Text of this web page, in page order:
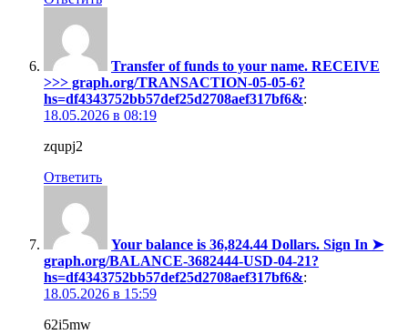
Transfer of funds to your name. RECEIVE
>>> graph.org/TRANSACTION-05-05-6?
hs=df4343752bb57def25d2708aef317bf6&:
18.05.2026 в 08:19
zqupj2
Ответить
Your balance is 36,824.44 Dollars. Sign In ➤
graph.org/BALANCE-3682444-USD-04-21?
hs=df4343752bb57def25d2708aef317bf6&:
18.05.2026 в 15:59
62i5mw